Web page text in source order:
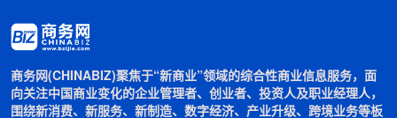
商务网(CHINABIZ)聚焦于“新商业”领域的综合性商业信息服务，面
向关注中国商业变化的企业管理者、创业者、投资人及职业经理人，
围绕新消费、新服务、新制造、数字经济、产业升级、跨境业务等板